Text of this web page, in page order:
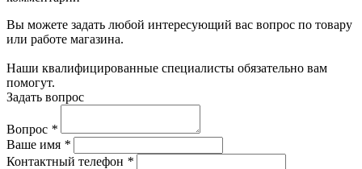
Вы можете задать любой интересующий вас вопрос по товару
или работе магазина.
Наши квалифицированные специалисты обязательно вам
помогут.
Задать вопрос
Вопрос *
Ваше имя *
Контактный телефон *